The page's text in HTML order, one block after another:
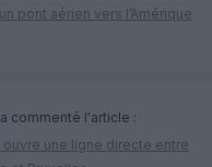
pont aérien vers l’Amérique
commenté l'article :
ouvre une ligne directe entre